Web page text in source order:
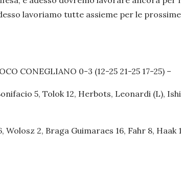
lavoriamo tutte assieme per le
CONEGLIANO 0-3 (12-25 21-25 17-25) –
5, Tolok 12, Herbots, Leonardi (L),
Wolosz 2, Braga Guimaraes 16, Fahr 8,